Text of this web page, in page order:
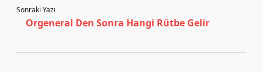
Sonraki Yazı
Orgeneral Den Sonra Hangi Rütbe Gelir